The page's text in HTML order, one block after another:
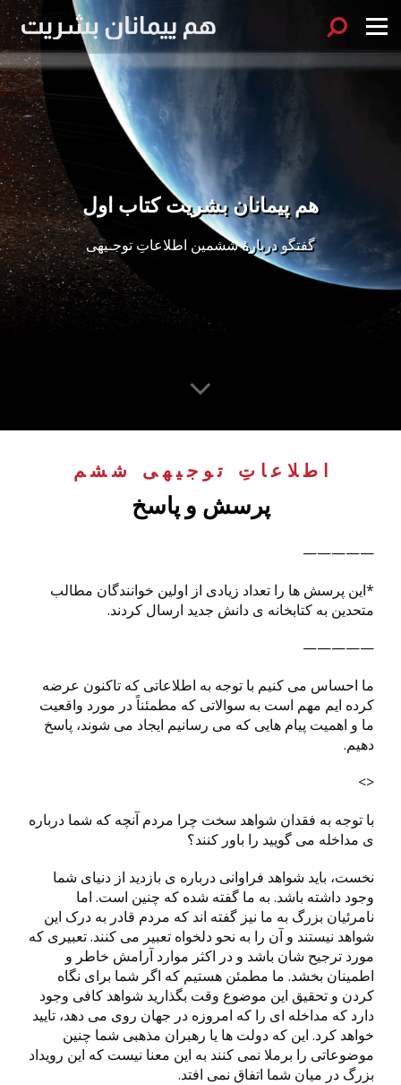
هم پیمانان بشریت کتاب اول
گفتگو دربارۀ ششمین اطلاعاتِ توجـیهی
اطلاعاتِ توجیهی ششم
پرسش و پاسخ
—————
*این پرسش ها را تعداد زیادی از اولین خوانندگان مطالب
متحدین به کتابخانه ی دانش جدید ارسال کردند.
—————
ما احساس می کنیم با توجه به اطلاعاتی که تاکنون عرضه
کرده ایم مهم است به سوالاتی که مطمئناً در مورد واقعیت
ما و اهمیت پیام هایی که می رسانیم ایجاد می شوند، پاسخ
دهیم.
<>
با توجه به فقدان شواهد سخت چرا مردم آنچه که شما درباره
ی مداخله می گویید را باور کنند؟
نخست، باید شواهد فراوانی درباره ی بازدید از دنیای شما
وجود داشته باشد. به ما گفته شده که چنین است. اما
نامرئیان بزرگ به ما نیز گفته اند که مردم قادر به درک این
شواهد نیستند و آن را به نحو دلخواه تعبیر می کنند. تعبیری که
مورد ترجیح شان باشد و در اکثر موارد آرامش خاطر و
اطمینان بخشد. ما مطمئن هستیم که اگر شما برای نگاه
کردن و تحقیق این موضوع وقت بگذارید شواهد کافی وجود
دارد که مداخله ای را که امروزه در جهان روی می دهد، تایید
خواهد کرد. این که دولت ها یا رهبران مذهبی شما چنین
موضوعاتی را برملا نمی کنند به این معنا نیست که این رویداد
بزرگ در میان شما اتفاق نمی افتد.